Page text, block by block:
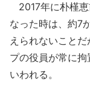
2017年に朴槿恵
なった時は、約7
えられないこと
プの役員が常に
いわれる。